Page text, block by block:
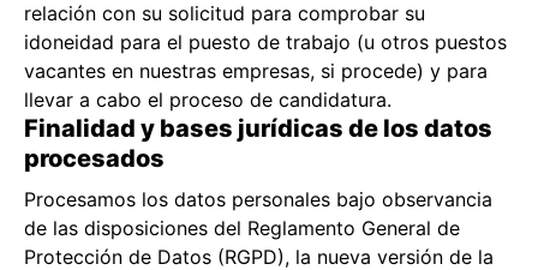
relación con su solicitud para comprobar su
idoneidad para el puesto de trabajo (u otros puestos
vacantes en nuestras empresas, si procede) y para
llevar a cabo el proceso de candidatura.
Finalidad y bases jurídicas de los datos
procesados
Procesamos los datos personales bajo observancia
de las disposiciones del Reglamento General de
Protección de Datos (RGPD), la nueva versión de la